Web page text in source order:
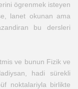
ögrenmek isteyen
lanet okunan ama
bu dersleri
ve bunun Fizik ve
hadi sürekli
noktalariyla birlikte